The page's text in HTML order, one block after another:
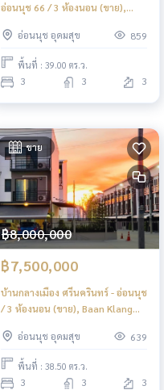
อ่อนนุช 66 / 3 ห้องนอน (ขาย),
Bedrooms (FOR SALE) FON104
อ่อนนุช อุดมสุข 859
พื้นที่ : 39.00 ตร.ว.
3 3 3
ขาย
฿8,000,000
฿7,500,000
บ้านกลางเมือง ศรีนครินทร์ - อ่อนนุช
/ 3 ห้องนอน (ขาย), Baan Klang
Bedrooms (FOR SALE) FON007
อ่อนนุช อุดมสุข 639
พื้นที่ : 38.50 ตร.ว.
3 3 3